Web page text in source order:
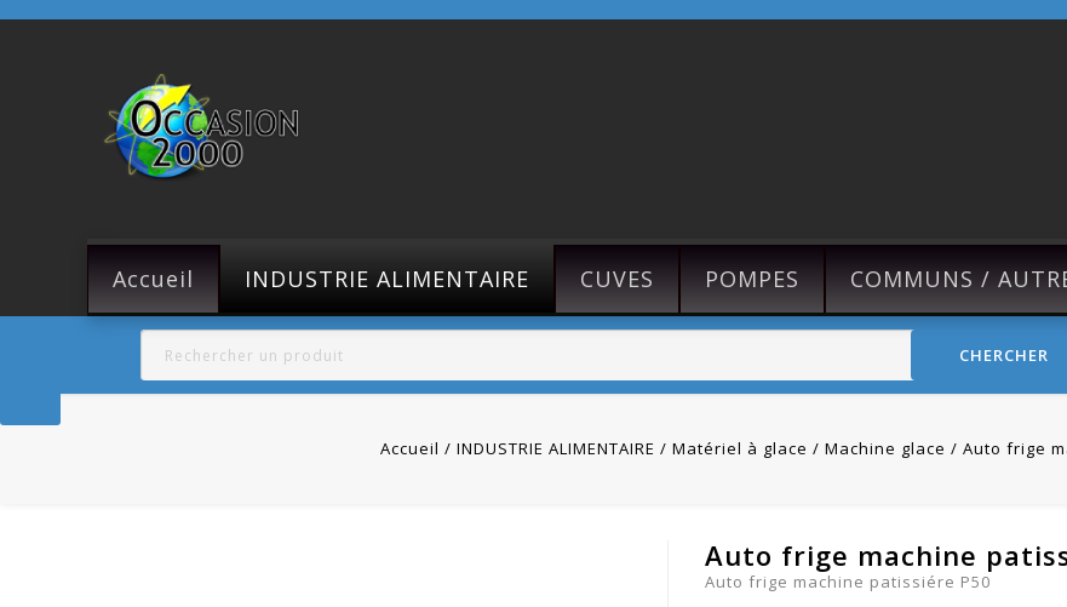
Accueil INDUSTRIE ALIMENTAIRE CUVES POMPES COMMUNS /
CHERCHER
Accueil INDUSTRIE ALIMENTAIRE Matériel à glace Machine glace Auto frige
Auto frige machine
Auto frige machine patissiére P50